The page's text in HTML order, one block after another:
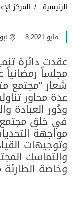
الرئيسية المركز
مايو 8,2021
عقدت دائرة
مجلساً رمضانياً
شعار "مجتمع
عدة محاور
ودُور العبادة
في خلق مجتمع
مواجهة
وتوجيهات
والتماسك
وخاصة الطارئة